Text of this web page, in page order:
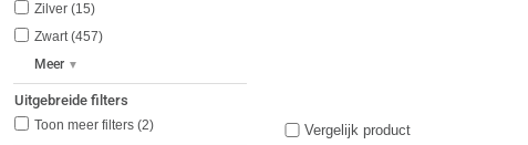
Zilver 15
Zwart 457
Meer
Uitgebreide filters
Toon meer filters (2) Vergelijk product